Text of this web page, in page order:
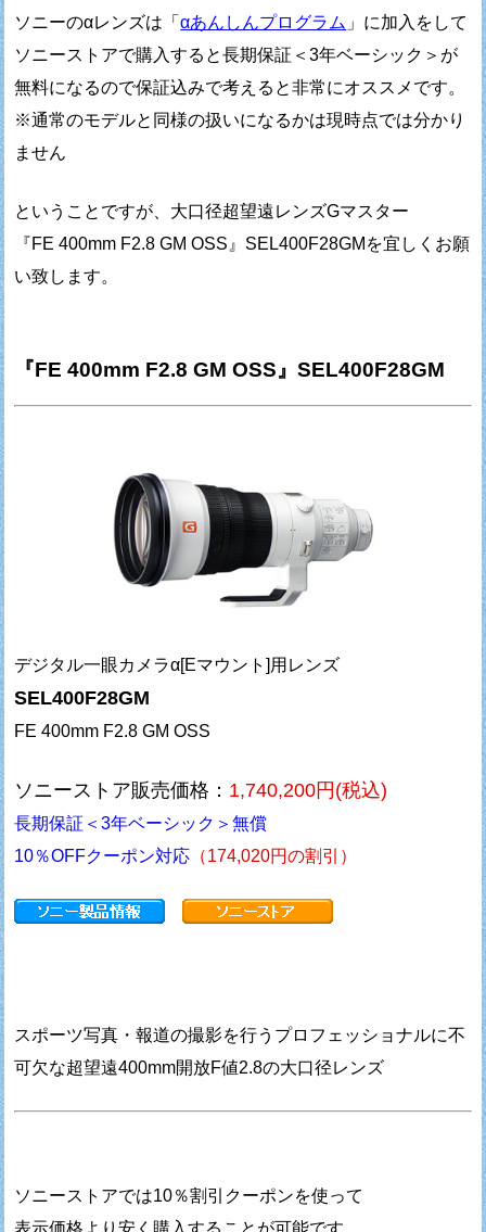
ソニーのαレンズは「αあんしんプログラム 」に加入をして
ソニーストアで購入すると長期保証＜3年ベーシック＞が
無料になるので保証込みで考えると非常にオススメです。
※通常のモデルと同様の扱いになるかは現時点では分かり
ません
ということですが、大口径超望遠レンズGマスター
『FE 400mm F2.8 GM OSS』SEL400F28GMを宜しくお願
い致します。
『FE 400mm F2.8 GM OSS』SEL400F28GM
デジタル一眼カメラα[Eマウント]用レンズ
SEL400F28GM
FE 400mm F2.8 GM OSS
ソニーストア販売価格： 1,740,200円(税込)
長期保証＜3年ベーシック＞無償
10％OFFクーポン対応 （174,020円の割引）
スポーツ写真・報道の撮影を行うプロフェッショナルに不
可欠な超望遠400mm開放F値2.8の大口径レンズ
ソニーストアでは10％割引クーポンを使って
表示価格より安く購入することが可能です。